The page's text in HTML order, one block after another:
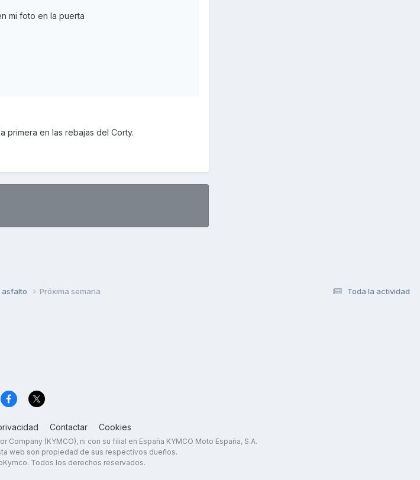
mi foto en la puerta
primera en las rebajas del Corty.
Toda la actividad
asfalto Próxima semana
Contactar Cookies
Company (KYMCO), ni con su filial en España KYMCO Moto España, S.A.
web son propiedad de sus respectivos dueños.
Todos los derechos reservados.